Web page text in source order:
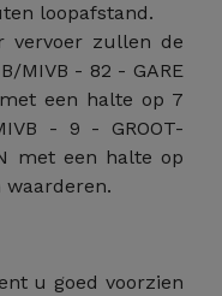
loopafstand.
vervoer zullen de
MIVB - 82 - GARE
met een halte op 7
- 9 - GROOT-
met een halte op
u goed voorzien